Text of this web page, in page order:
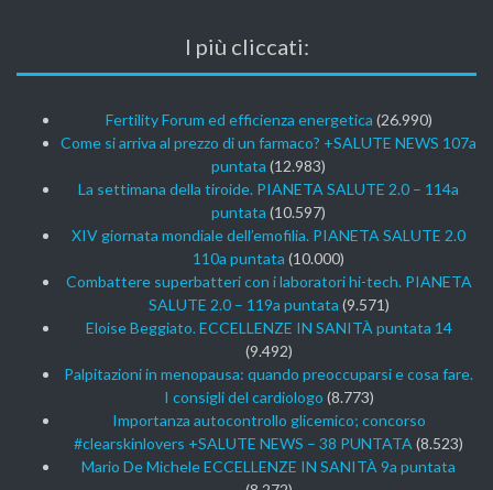
I più cliccati:
Fertility Forum ed efficienza energetica (26.990)
Come si arriva al prezzo di un farmaco? +SALUTE NEWS 107a
puntata (12.983)
La settimana della tiroide. PIANETA SALUTE 2.0 – 114a
puntata (10.597)
XIV giornata mondiale dell’emofilia. PIANETA SALUTE 2.0
110a puntata (10.000)
Combattere superbatteri con i laboratori hi-tech. PIANETA
SALUTE 2.0 – 119a puntata (9.571)
Eloise Beggiato. ECCELLENZE IN SANITÀ puntata 14
(9.492)
Palpitazioni in menopausa: quando preoccuparsi e cosa fare.
I consigli del cardiologo (8.773)
Importanza autocontrollo glicemico; concorso
#clearskinlovers +SALUTE NEWS – 38 PUNTATA(8.523)
Mario De Michele ECCELLENZE IN SANITÀ 9a puntata